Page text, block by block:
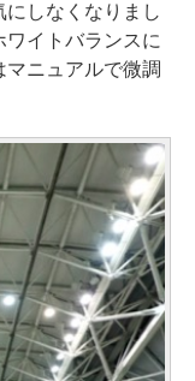
しなくなりまし
イトバランスに
ニュアルで微調